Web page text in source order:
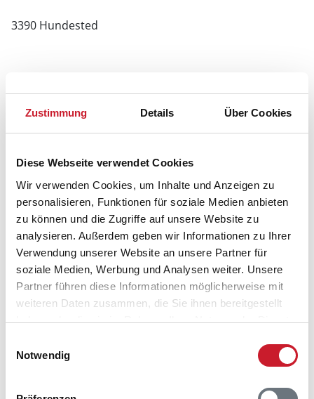
Zustimmung Details Über Cookies
Diese Webseite verwendet Cookies
Wir verwenden Cookies, um Inhalte und Anzeigen zu
personalisieren, Funktionen für soziale Medien anbieten
zu können und die Zugriffe auf unsere Website zu
analysieren. Außerdem geben wir Informationen zu Ihrer
Verwendung unserer Website an unsere Partner für
soziale Medien, Werbung und Analysen weiter. Unsere
Partner führen diese Informationen möglicherweise mit
weiteren Daten zusammen, die Sie ihnen bereitgestellt
haben oder die sie im Rahmen Ihrer Nutzung der Dienste
Notwendig
3390 Hundested
Belegungskalender
Reisedauer auswählen